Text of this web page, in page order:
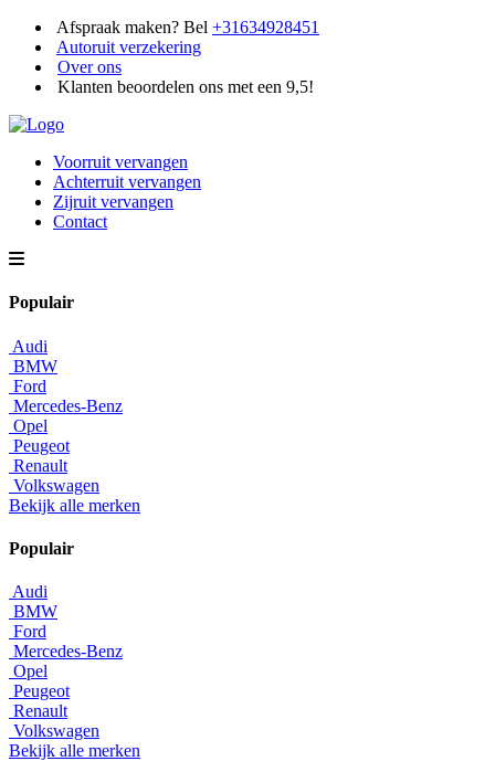
Afspraak maken? Bel +31634928451
Autoruit verzekering
Over ons
Klanten beoordelen ons met een 9,5!
Voorruit vervangen
Achterruit vervangen
Zijruit vervangen
Contact
Populair
Audi
BMW
Ford
Mercedes-Benz
Opel
Peugeot
Renault
Volkswagen
Bekijk alle merken
Populair
Audi
BMW
Ford
Mercedes-Benz
Opel
Peugeot
Renault
Volkswagen
Bekijk alle merken